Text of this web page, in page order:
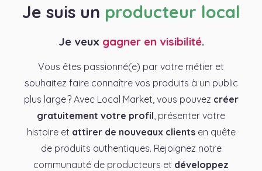
Je suis un producteur local
Je veux gagner en visibilité.
Vous êtes passionné(e) par votre métier et
souhaitez faire connaître vos produits à un public
plus large ? Avec Local Market, vous pouvez créer
gratuitement votre profil , présenter votre
histoire et attirer de nouveaux clientsen quête
de produits authentiques. Rejoignez notre
communauté de producteurs et développez